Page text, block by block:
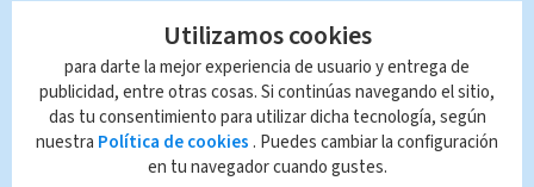
Maribel “N” fueron detenidas
participación en el crimen.
309 años de prisión
Utilizamos cookies
para darte la mejor experiencia de usuario y entrega de
publicidad, entre otras cosas. Si continúas navegando el sitio,
das tu consentimiento para utilizar dicha tecnología, según
nuestra Política de cookies . Puedes cambiar la configuración
en tu navegador cuando gustes.